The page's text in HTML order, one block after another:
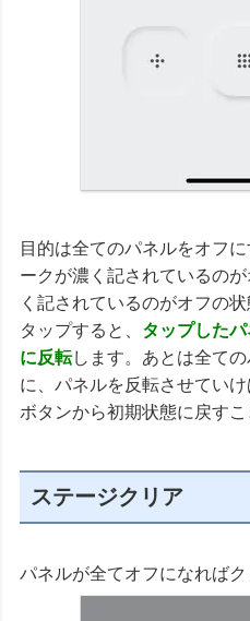
目的は全てのパネルをオフ
ークが濃く記されているの
く記されているのがオフの
タップすると、 タップした
に反転します。あとは全て
に、パネルを反転させてい
ボタンから初期状態に戻すこ
ステージクリア
パネルが全てオフになればク